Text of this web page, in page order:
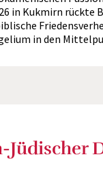
in Kukmirn rückte
in den